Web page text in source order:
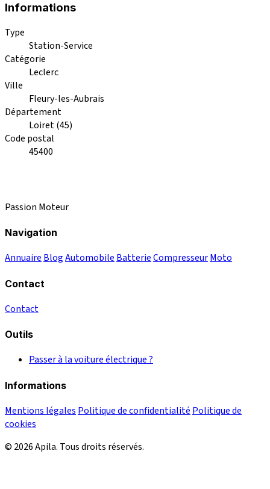
Informations
Type
Station-Service
Catégorie
Leclerc
Ville
Fleury-les-Aubrais
Département
Loiret (45)
Code postal
45400
Passion Moteur
Navigation
Annuaire BlogAutomobile BatterieCompresseurMoto
Contact
Contact
Outils
Passer à la voiture électrique ?
Informations
Mentions légales Politique de confidentialité Politique de
cookies
© 2026 Apila. Tous droits réservés.